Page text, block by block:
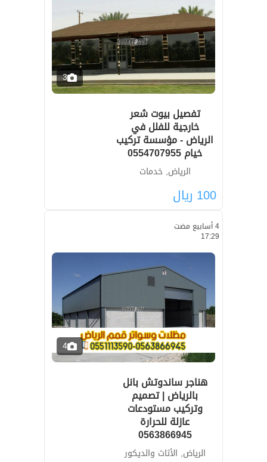
3
تفصيل بيوت شعر
خارجية للفلل في
الرياض - مؤسسة تركيب
خيام 0554707955
الرياض, خدمات
100 ريال
4 أسابيع مضت
17:29
4
هناجر ساندوتش بانل
بالرياض | تصميم
وتركيب مستودعات
عازلة للحرارة
0563866945
الرياض, الأثاث والديكور